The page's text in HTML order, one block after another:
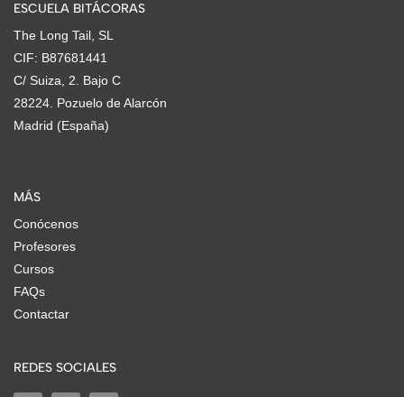
ESCUELA BITÁCORAS
The Long Tail, SL
CIF: B87681441
C/ Suiza, 2. Bajo C
28224. Pozuelo de Alarcón
Madrid (España)
MÁS
Conócenos
Profesores
Cursos
FAQs
Contactar
REDES SOCIALES